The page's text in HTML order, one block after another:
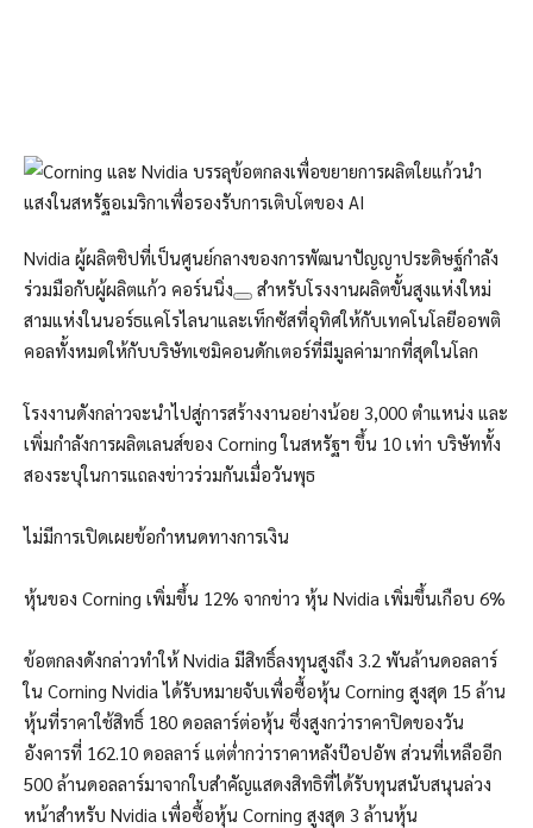
Nvidia ผู้ผลิตชิปที่เป็นศูนย์กลางของการพัฒนาปัญญาประดิษฐ์กำลัง
ร่วมมือกับผู้ผลิตแก้ว คอร์นนิ่ง
สำหรับโรงงานผลิตขั้นสูงแห่งใหม่
สามแห่งในนอร์ธแคโรไลนาและเท็กซัสที่อุทิศให้กับเทคโนโลยีออพติ
คอลทั้งหมดให้กับบริษัทเซมิคอนดักเตอร์ที่มีมูลค่ามากที่สุดในโลก
โรงงานดังกล่าวจะนำไปสู่การสร้างงานอย่างน้อย 3,000 ตำแหน่ง และ
เพิ่มกำลังการผลิตเลนส์ของ Corning ในสหรัฐฯ ขึ้น 10 เท่า บริษัททั้ง
สองระบุในการแถลงข่าวร่วมกันเมื่อวันพุธ
ไม่มีการเปิดเผยข้อกำหนดทางการเงิน
หุ้นของ Corning เพิ่มขึ้น 12% จากข่าว หุ้น Nvidia เพิ่มขึ้นเกือบ 6%
ข้อตกลงดังกล่าวทำให้ Nvidia มีสิทธิ์ลงทุนสูงถึง 3.2 พันล้านดอลลาร์
ใน Corning Nvidia ได้รับหมายจับเพื่อซื้อหุ้น Corning สูงสุด 15 ล้าน
หุ้นที่ราคาใช้สิทธิ์ 180 ดอลลาร์ต่อหุ้น ซึ่งสูงกว่าราคาปิดของวัน
อังคารที่ 162.10 ดอลลาร์ แต่ต่ำกว่าราคาหลังป๊อปอัพ ส่วนที่เหลืออีก
500 ล้านดอลลาร์มาจากใบสำคัญแสดงสิทธิที่ได้รับทุนสนับสนุนล่วง
หน้าสำหรับ Nvidia เพื่อซื้อหุ้น Corning สูงสุด 3 ล้านหุ้น